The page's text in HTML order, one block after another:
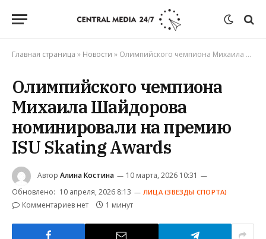
Главная страница » Новости » Олимпийского чемпиона Михаила Шайдорова номинировали на премию ISU Skating Awards
Олимпийского чемпиона
Михаила Шайдорова
номинировали на премию
ISU Skating Awards
Автор Алина Костина
10 марта, 2026 10:31
Обновлено: 10 апреля, 2026 8:13 ЛИЦА (ЗВЕЗДЫ СПОРТА)
Комментариев нет 1 минут